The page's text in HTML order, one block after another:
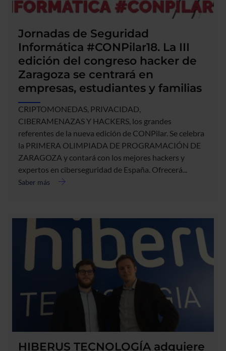
renovación
AMS
Jornadas de Seguridad
Informática #CONPilar18. La III
edición del congreso hacker de
Zaragoza se centrará en
empresas, estudiantes y familias
CRIPTOMONEDAS, PRIVACIDAD,
CIBERAMENAZAS Y HACKERS, los grandes
referentes de la nueva edición de CONPilar. Se celebra
la PRIMERA OLIMPIADA DE PROGRAMACIÓN DE
ZARAGOZA y contará con los mejores hackers y
expertos en ciberseguridad de España. Ofrecerá...
Saber más
acerca
de
Seguridad
Informática
del
congreso
se
HIBERUS TECNOLOGÍA adquiere